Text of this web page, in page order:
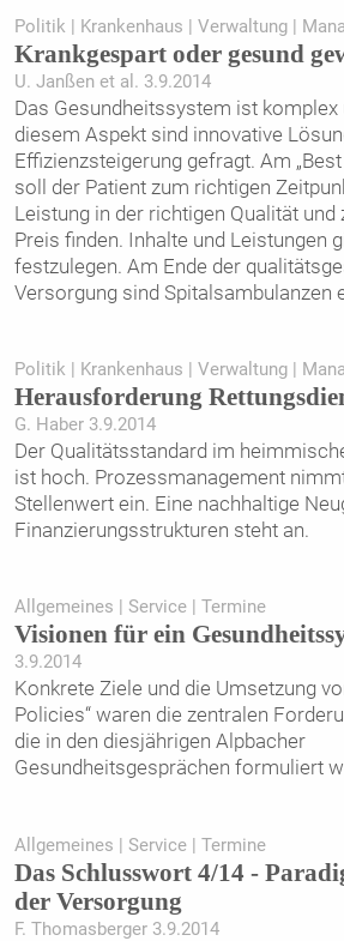
Politik | Krankenhaus | Verwaltung |
Krankgespart oder gesund
U. Janßen et al. 3.9.2014
Das Gesundheitssystem ist
diesem Aspekt sind innovative
Effizienzsteigerung gefragt. Am
soll der Patient zum richtigen
Leistung in der richtigen Qualität und
Preis ­finden. Inhalte und Leistungen
festzulegen. Am Ende der
Versorgung sind Spitalsambulanzen
Politik | Krankenhaus | Verwaltung |
Herausforderung
G. Haber 3.9.2014
Der Qualitätsstandard im
ist hoch. Prozessmanagement
Stellenwert ein. Eine nachhaltige
Finanzierungsstrukturen steht an.
Allgemeines | Service | Termine
Visionen für ein
3.9.2014
Konkrete Ziele und die Umsetzung
Policies“ waren die zentralen
die in den diesjährigen Alpbacher
Gesundheitsgesprächen formuliert
Allgemeines | Service | Termine
Das Schlusswort 4/14 -
der Versorgung
F. Thomasberger 3.9.2014